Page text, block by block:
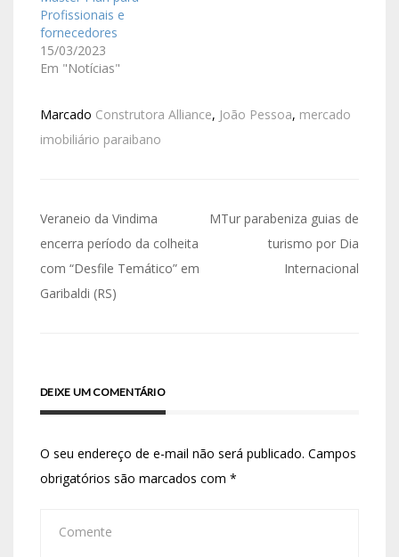
de…
Profissionais e
fornecedores
15/03/2023
Em "Notícias"
Marcado Construtora Alliance, João Pessoa, mercado
imobiliário paraibano
Veraneio da Vindima
encerra período da colheita
com “Desfile Temático” em
Garibaldi (RS)
MTur parabeniza guias de
turismo por Dia
Internacional
DEIXE UM COMENTÁRIO
O seu endereço de e-mail não será publicado. Campos
obrigatórios são marcados com *